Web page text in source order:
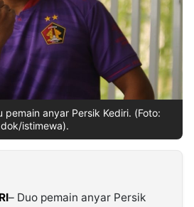
pemain anyar Persik Kediri. (Foto:
dok/istimewa).
– Duo pemain anyar Persik